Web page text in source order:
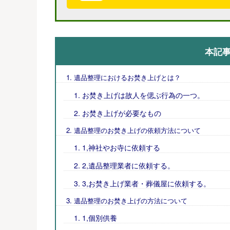
本記
遺品整理におけるお焚き上げとは？
お焚き上げは故人を偲ぶ行為の一つ。
お焚き上げが必要なもの
遺品整理のお焚き上げの依頼方法について
1,神社やお寺に依頼する
2,遺品整理業者に依頼する。
3,お焚き上げ業者・葬儀屋に依頼する。
遺品整理のお焚き上げの方法について
1,個別供養